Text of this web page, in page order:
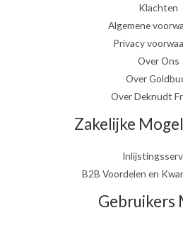
Klachten
Algemene
Privacy
Over Ons
Over
Over Deknudt
Zakelijke
B2B Voordelen en
Gebruikers